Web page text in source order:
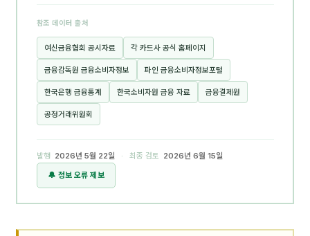
참조 데이터 출처
여신금융협회 공시자료 각 카드사 공식 홈페이지
금융감독원 금융소비자정보 파인 금융소비자정보포털
한국은행 금융통계 한국소비자원 금융 자료 금융결제원
공정거래위원회
발행 2026년 5월 22일 · 최종 검토
2026년 6월 15일
🔔 정보 오류 제보